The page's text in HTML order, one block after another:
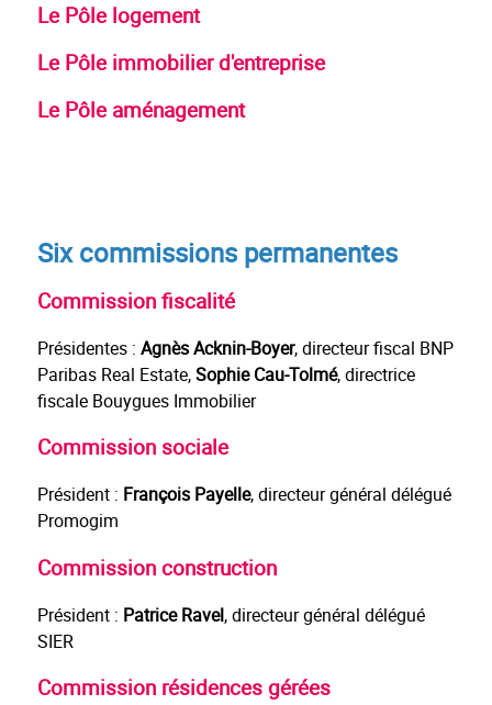
Le Pôle logement
Le Pôle immobilier d'entreprise
Le Pôle aménagement
Six commissions permanentes
Commission fiscalité
Présidentes :Agnès Acknin-Boyer, directeur fiscal BNP
Paribas Real Estate,Sophie Cau-Tolmé, directrice
fiscale Bouygues Immobilier
Commission sociale
Président : François Payelle, directeur général délégué
Promogim
Commission construction
Président : Patrice Ravel, directeur général délégué
SIER
Commission résidences gérées